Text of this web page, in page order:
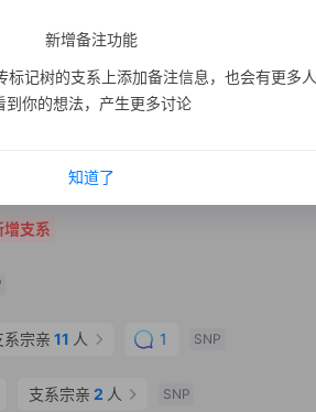
系宗亲 11 人 1 SNP
支系宗亲 2 人 SNP
增支系
新增备注功能
标记树的支系上添加备注信息，也会有更多人
到你的想法，产生更多讨论
知道了